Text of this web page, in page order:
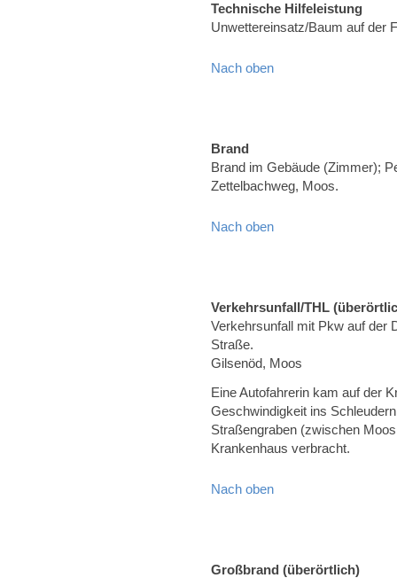
Technische Hilfeleistung
Unwettereinsatz/Baum auf der
Nach oben
Brand
Brand im Gebäude (Zimmer);
Zettelbachweg, Moos.
Nach oben
Verkehrsunfall/THL
Verkehrsunfall mit Pkw auf der
Straße.
Gilsenöd, Moos
Eine Autofahrerin kam auf der
Geschwindigkeit ins
Straßengraben (zwischen
Krankenhaus verbracht.
Nach oben
Großbrand (überörtlich)